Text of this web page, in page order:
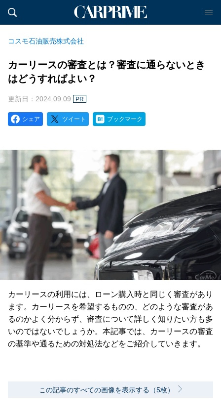
コスモ石油販売株式会社
カーリースの審査とは？審査に通らないとき
はどうすればよい？
更新日：2024.09.09 PR
シェア ツイート ブックマーク
カーリースの利用には、ローン購入時と同じく審査があり
ます。カーリースを希望するものの、どのような審査があ
るのかよく分からず、審査について詳しく知りたい方も多
いのではないでしょうか。本記事では、カーリースの審査
の基準や通るための対処法などをご紹介していきます。
この記事のすべての画像を表示する（5枚）